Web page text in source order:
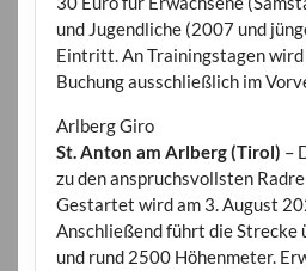
und Jugendliche (2007 und
Eintritt. An Trainingstagen
Buchung ausschließlich im
Arlberg Giro
St. Anton am Arlberg (Tirol) –
zu den anspruchsvollsten
Gestartet wird am 3. August
Anschließend führt die Strecke
und rund 2500 Höhenmeter.